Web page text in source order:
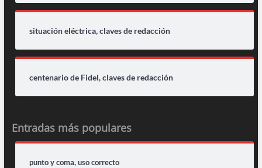
situación eléctrica, claves de redacción
centenario de Fidel, claves de redacción
Entradas más populares
punto y coma, uso correcto